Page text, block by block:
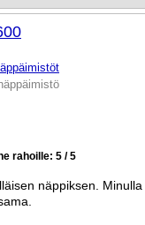
rahoille: 5 / 5
näppiksen.